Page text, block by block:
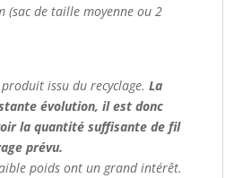
(sac de taille moyenne ou 2
issu du recyclage.La
évolution, il est donc
la quantité suffisante de fil
prévu.
poids ont un grand intérêt.